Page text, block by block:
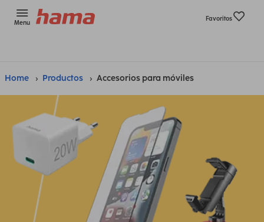
Menu
Favoritos
Home Productos Accesorios para móviles